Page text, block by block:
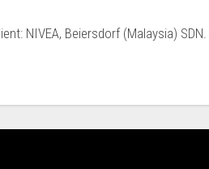
NIVEA, Beiersdorf (Malaysia)